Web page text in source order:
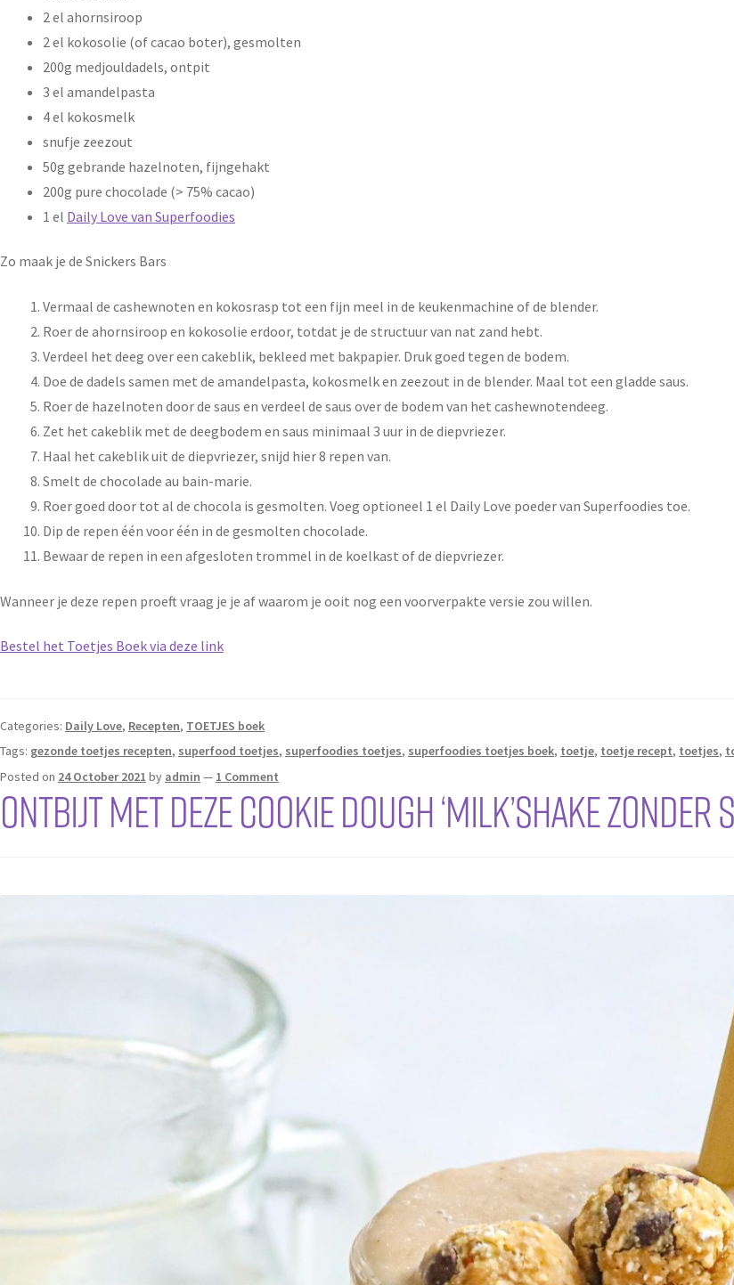
2 el ahornsiroop
2 el kokosolie (of cacao boter), gesmolten
200g medjouldadels, ontpit
3 el amandelpasta
4 el kokosmelk
snufje zeezout
50g gebrande hazelnoten, fijngehakt
200g pure chocolade (> 75% cacao)
1 el Daily Love van Superfoodies
Zo maak je de Snickers Bars
Vermaal de cashewnoten en kokosrasp tot een fijn meel in de keukenmachine of de blender.
Roer de ahornsiroop en kokosolie erdoor, totdat je de structuur van nat zand hebt.
Verdeel het deeg over een cakeblik, bekleed met bakpapier. Druk goed tegen de bodem.
Doe de dadels samen met de amandelpasta, kokosmelk en zeezout in de blender. Maal tot een gladde saus.
Roer de hazelnoten door de saus en verdeel de saus over de bodem van het cashewnotendeeg.
Zet het cakeblik met de deegbodem en saus minimaal 3 uur in de diepvriezer.
Haal het cakeblik uit de diepvriezer, snijd hier 8 repen van.
Smelt de chocolade au bain-marie.
Roer goed door tot al de chocola is gesmolten. Voeg optioneel 1 el Daily Love poeder van Superfoodies toe.
Dip de repen één voor één in de gesmolten chocolade.
Bewaar de repen in een afgesloten trommel in de koelkast of de diepvriezer.
Wanneer je deze repen proeft vraag je je af waarom je ooit nog een voorverpakte versie zou willen.
Bestel het Toetjes Boek via deze link
Categories: Daily Love, Recepten, TOETJES boek
Tags: gezonde toetjes recepten, superfood toetjes, superfoodies toetjes, superfoodies toetjes boek, toetje, toetje recept, toetjes,
Posted on 24 October 2021 by admin — 1 Comment
Ontbijt met deze Cookie Dough ‘Milk’shake